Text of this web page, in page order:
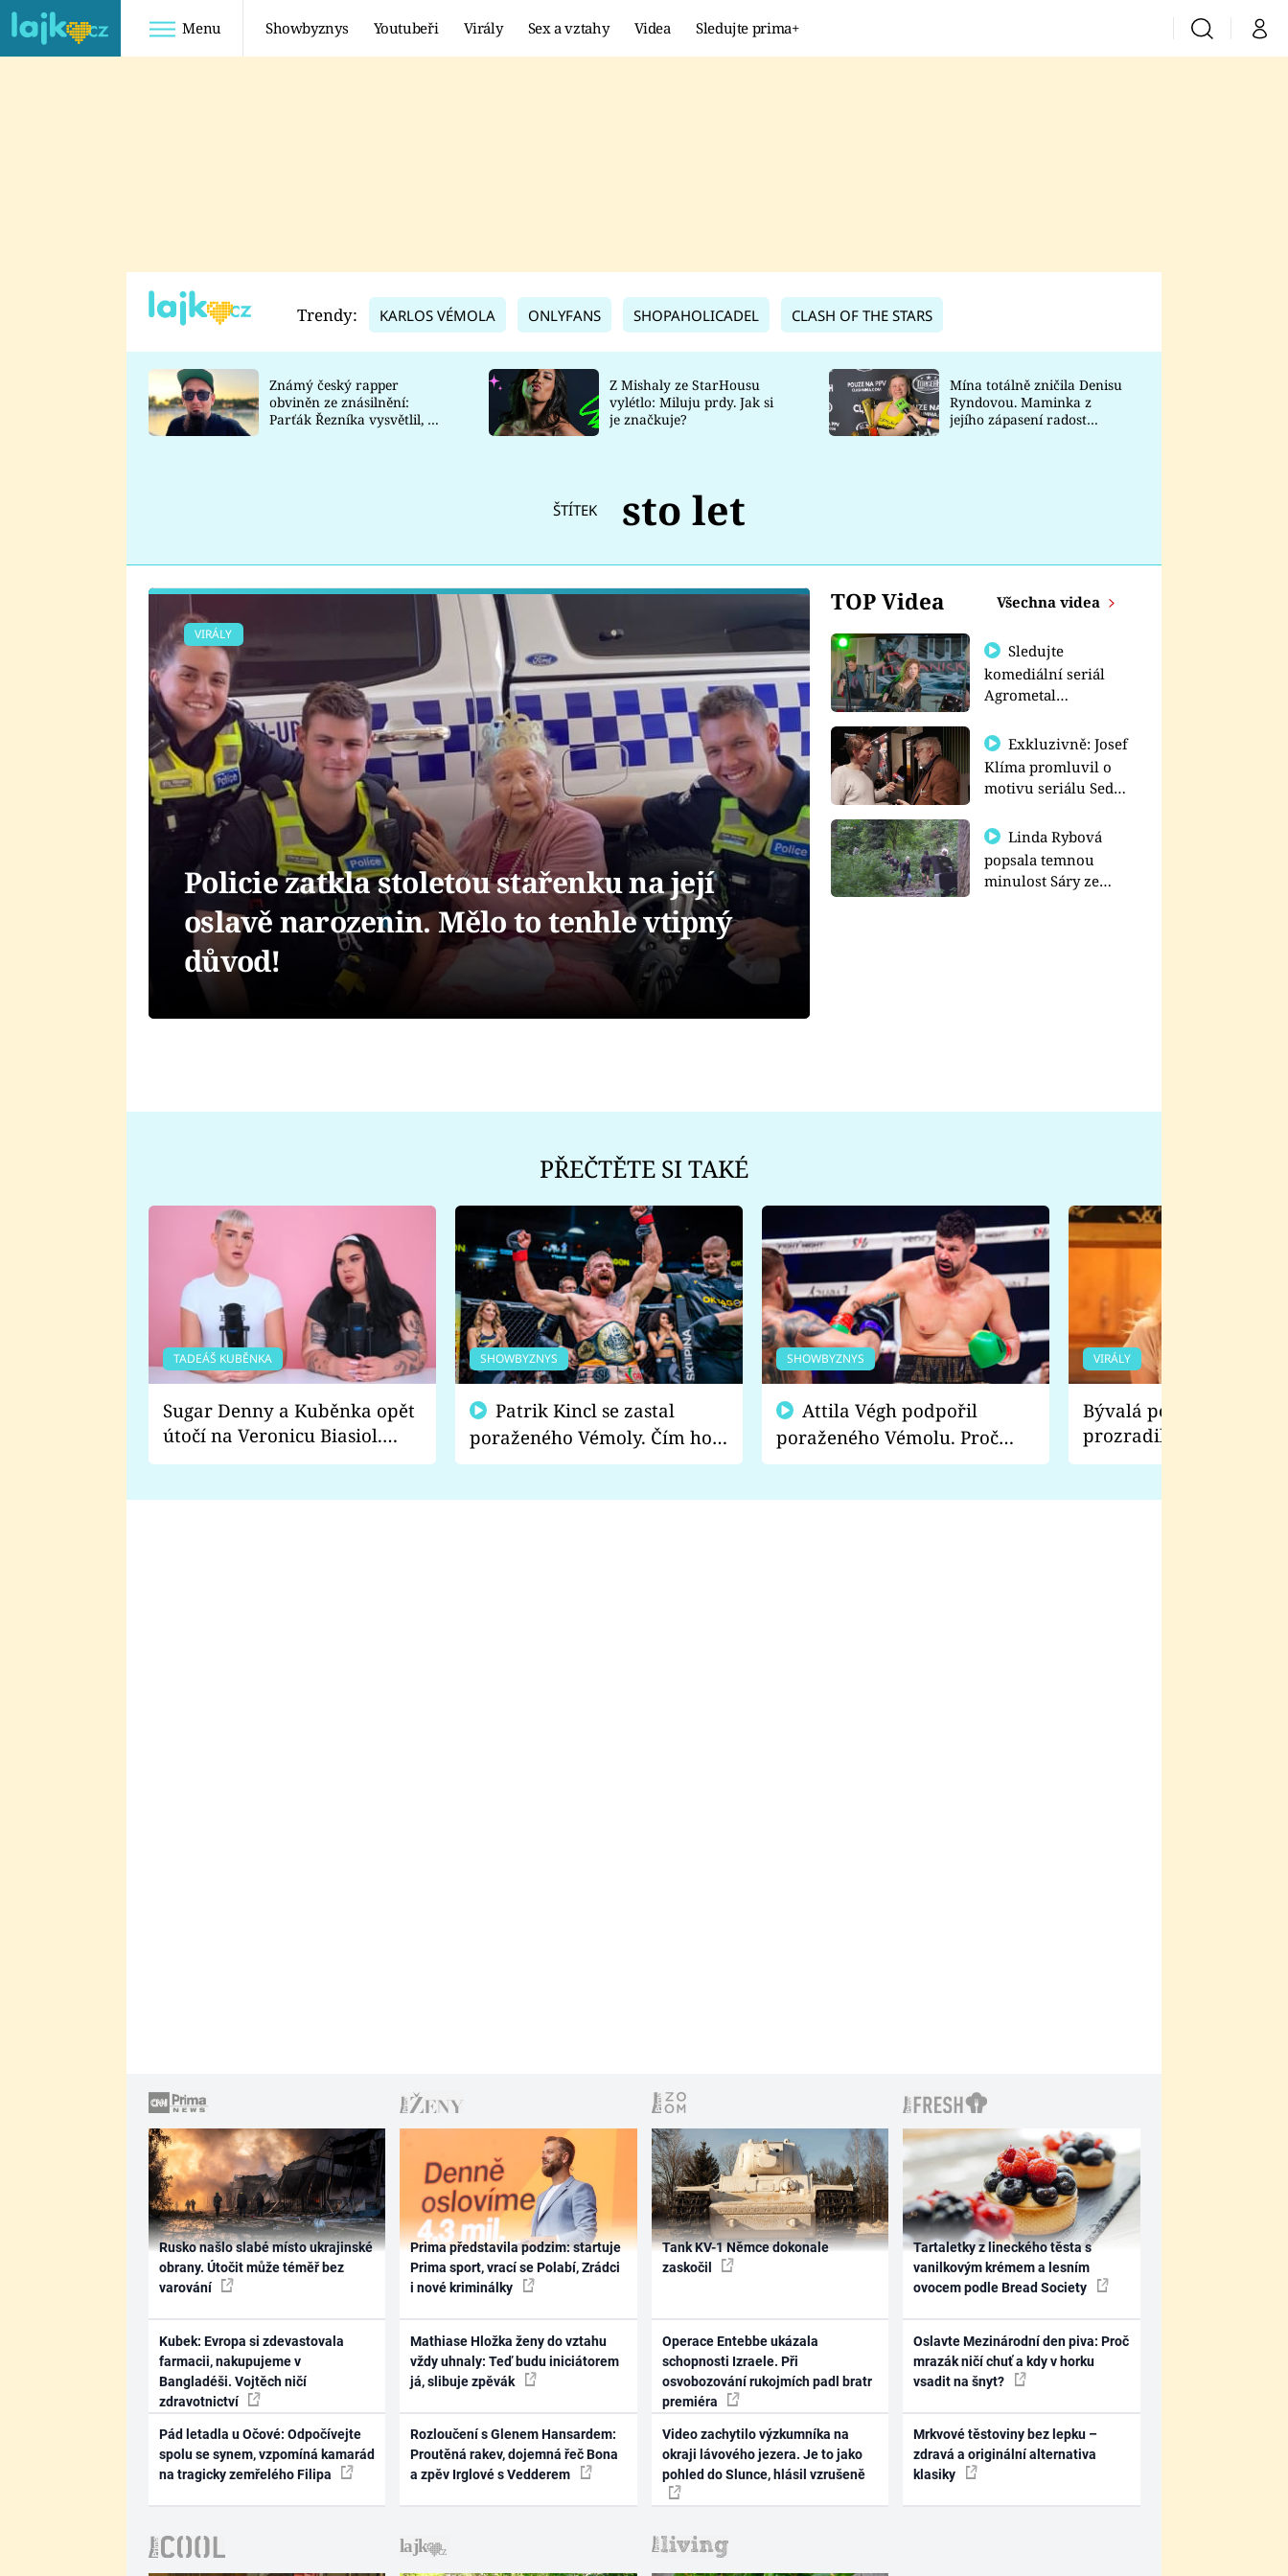
Menu Showbyznys Youtubeři Virály Sex a vztahy Videa Sledujte prima+ VyhledáváníMůj
TADEÁŠ KUBĚNKA
DATEL
Prima Lajk
Sledujte nás
Trendy: KARLOS VÉMOLA ONLYFANS SHOPAHOLICADEL CLASH OF THE STARS
Známý český rapper
obviněn ze znásilnění:
Parťák Řezníka vysvětlil, co
Z Mishaly ze StarHousu
vylétlo: Miluju prdy. Jak si
je značkuje?
Mína totálně zničila Denisu
Ryndovou. Maminka z
jejího zápasení radost
ŠTÍTEK sto let
TOP Videa Všechna videa
Sledujte
komediální seriál
Agrometal
prima+
Exkluzivně: Josef
Klíma promluvil o
motivu seriálu Sedm
Linda Rybová
popsala temnou
minulost Sáry ze
VIRÁLY
Policie zatkla stoletou stařenku na její
oslavě narozenin. Mělo to tenhle vtipný
důvod!
PŘEČTĚTE SI TAKÉ
TADEÁŠ KUBĚNKA
Sugar Denny a Kuběnka opět
útočí na Veronicu Biasiol.
Proč je podle nich falešná a
SHOWBYZNYS
poraženého Vémoly. Čím ho
fanoušci naštvali?
SHOWBYZNYS
poraženého Vémolu. Proč
chce raději zápasit s ním než
VIRÁLY
Bývalá pornoherečka
prozradila, co ji
natáčení Euforie.
Rusko našlo slabé místo ukrajinské
obrany. Útočit může téměř bez
varování
Kubek: Evropa si zdevastovala
farmacii, nakupujeme v
Bangladéši. Vojtěch ničí
zdravotnictví
Pád letadla u Očové: Odpočívejte
spolu se synem, vzpomíná kamarád
na tragicky zemřelého Filipa
Prima představila podzim: startuje
Prima sport, vrací se Polabí, Zrádci
i nové kriminálky
Mathiase Hložka ženy do vztahu
vždy uhnaly: Teď budu iniciátorem
já, slibuje zpěvák
Rozloučení s Glenem Hansardem:
Proutěná rakev, dojemná řeč Bona
a zpěv Irglové s Vedderem
Tank KV-1 Němce dokonale
zaskočil
Operace Entebbe ukázala
schopnosti Izraele. Při
osvobozování rukojmích padl bratr
premiéra
Video zachytilo výzkumníka na
okraji lávového jezera. Je to jako
pohled do Slunce, hlásil vzrušeně
Tartaletky z lineckého těsta s
vanilkovým krémem a lesním
ovocem podle Bread Society
Oslavte Mezinárodní den piva: Proč
mrazák ničí chuť a kdy v horku
vsadit na šnyt?
Mrkvové těstoviny bez lepku –
zdravá a originální alternativa
klasiky